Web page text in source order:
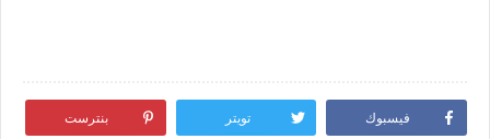
فيسبوك تويتر بنترست